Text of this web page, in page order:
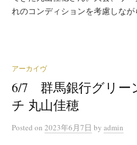
れのコンディションを考慮しな
アーカイヴ
6/7 群馬銀行グリー
チ 丸山佳穂
Posted on 2023年6月7日 by admin